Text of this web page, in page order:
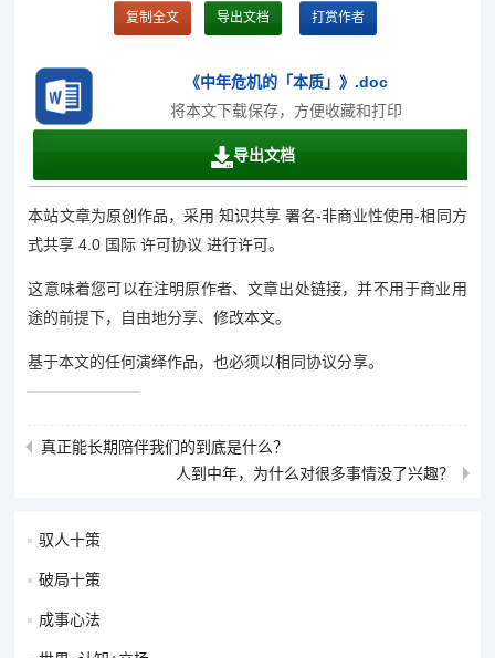
复制全文 导出文档 打赏作者
《中年危机的「本质」》.doc
将本文下载保存，方便收藏和打印
导出文档
本站文章为原创作品，采用 知识共享 署名-非商业性使用-相同方
式共享 4.0 国际 许可协议 进行许可。
这意味着您可以在注明原作者、文章出处链接，并不用于商业用
途的前提下，自由地分享、修改本文。
基于本文的任何演绎作品，也必须以相同协议分享。
真正能长期陪伴我们的到底是什么？
人到中年，为什么对很多事情没了兴趣？
驭人十策
破局十策
成事心法